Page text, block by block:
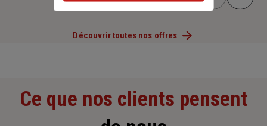
Découvrir toutes nos offres
Ce que nos clients pensent